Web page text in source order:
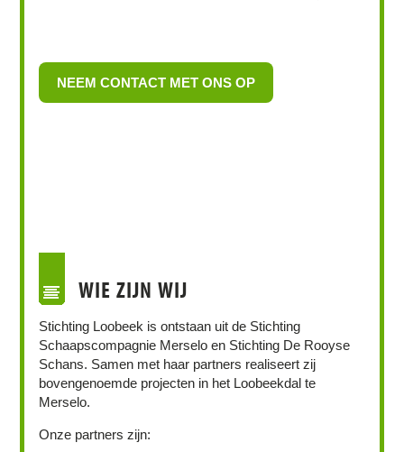
NEEM CONTACT MET ONS OP
WIE ZIJN WIJ
Stichting Loobeek is ontstaan uit de Stichting
Schaapscompagnie Merselo en Stichting De Rooyse
Schans. Samen met haar partners realiseert zij
bovengenoemde projecten in het Loobeekdal te
Merselo.
Onze partners zijn: